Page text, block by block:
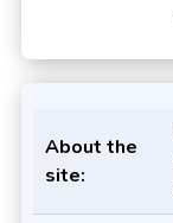
About the
site: